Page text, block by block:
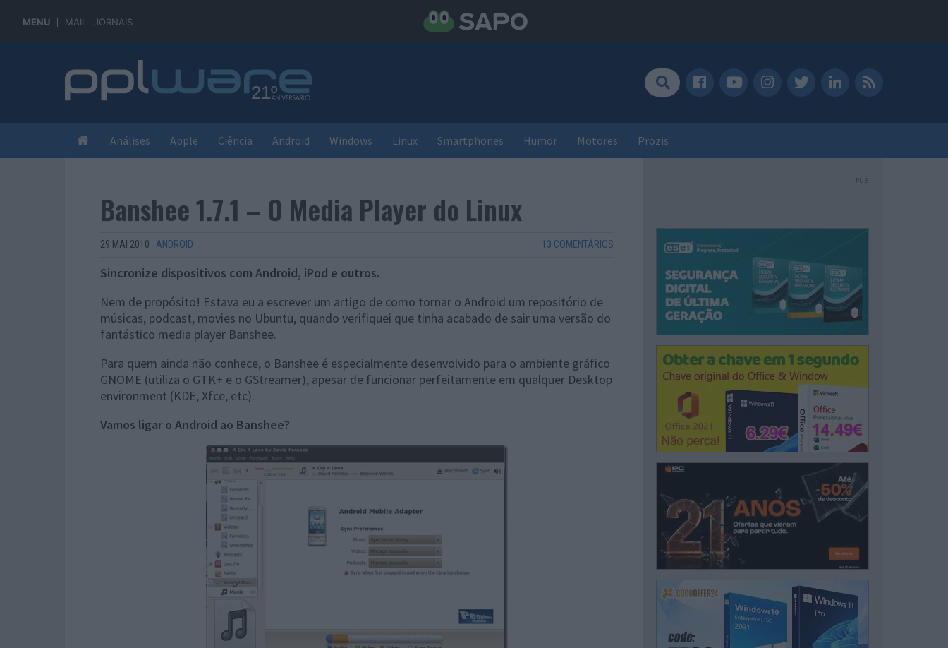
MENU MAIL JORNAIS
Análises Apple Ciência Android Windows Linux Smartphones Humor Motores Prozis
Banshee 1.7.1 – O Media Player do Linux
29 MAI 2010 · ANDROID 13 COMENTÁRIOS
Sincronize dispositivos com Android, iPod e outros.
Nem de propósito! Estava eu a escrever um artigo de como tornar o Android um repositório de
músicas, podcast, movies no Ubuntu, quando verifiquei que tinha acabado de sair uma versão do
fantástico media player Banshee.
Para quem ainda não conhece, o Banshee é especialmente desenvolvido para o ambiente gráfico
GNOME (utiliza o GTK+ e o GStreamer), apesar de funcionar perfeitamente em qualquer Desktop
environment (KDE, Xfce, etc).
Vamos ligar o Android ao Banshee?
PUB